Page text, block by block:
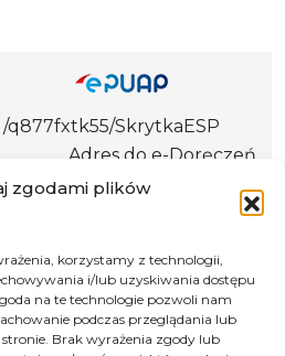
zgodami plików
korzystamy z technologii,
i/lub uzyskiwania dostępu
na te technologie pozwoli nam
podczas przeglądania lub
Brak wyrażenia zgody lub
q877fxtk55/SkrytkaESP
e-Doręczeń
IGTUV-14